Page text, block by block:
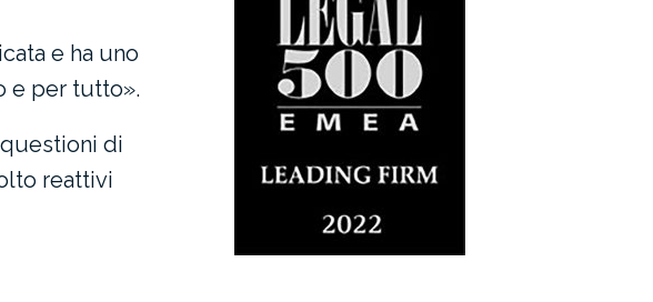
e ha uno
e per tutto».
di
reattivi